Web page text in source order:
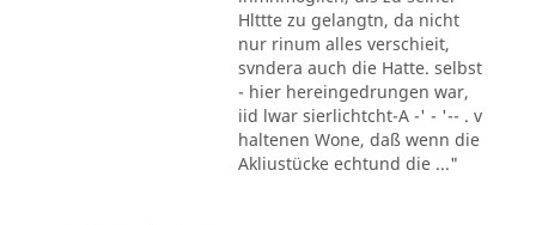
Hlttte zu gelangtn, da nicht
nur rinum alles verschieit,
svndera auch die Hatte. selbst
- hier hereingedrungen war,
iid lwar sierlichtcht-A -' - '-- . v
haltenen Wone, daß wenn die
Akliustücke echtund die ..."